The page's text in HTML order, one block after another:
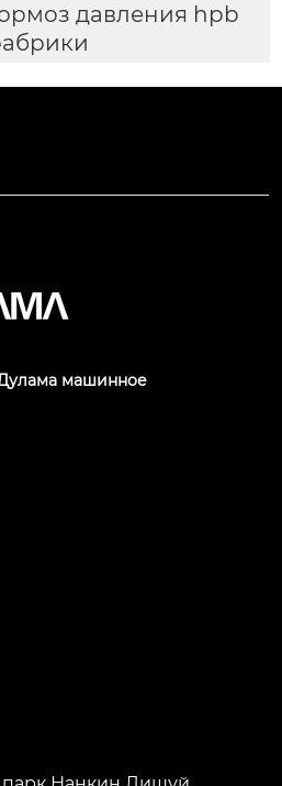
давления hpb
машинное